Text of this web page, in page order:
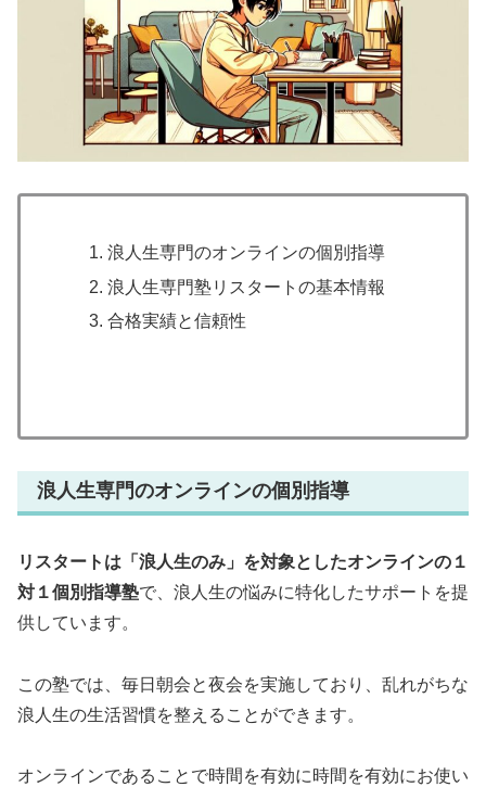
浪人生専門のオンラインの個別指導
浪人生専門塾リスタートの基本情報
合格実績と信頼性
浪人生専門のオンラインの個別指導
リスタートは「浪人生のみ」を対象としたオンラインの１
対１個別指導塾で、浪人生の悩みに特化したサポートを提
供しています。
この塾では、毎日朝会と夜会を実施しており、乱れがちな
浪人生の生活習慣を整えることができます。
オンラインであることで時間を有効に時間を有効にお使い